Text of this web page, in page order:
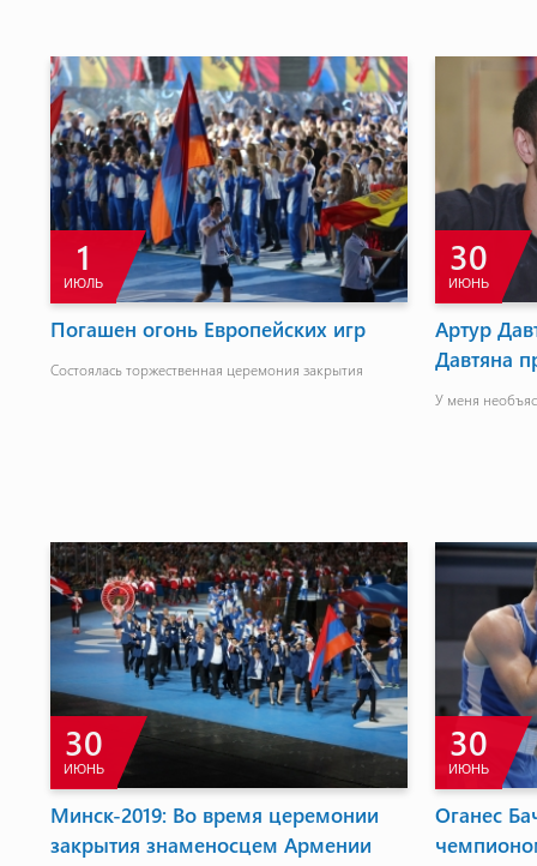
1
ИЮЛЬ
Погашен огонь Европейских игр
Состоялась торжественная церемония закрытия
30
ИЮНЬ
Артур
Давтяна
У меня
30
ИЮНЬ
Минск-2019: Во время церемонии
закрытия знаменосцем Армении
30
ИЮНЬ
Оганес